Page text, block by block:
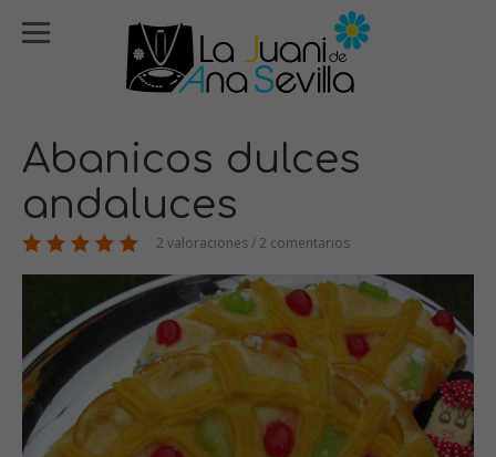
Abanicos dulces
andaluces
2 valoraciones / 2 comentarios